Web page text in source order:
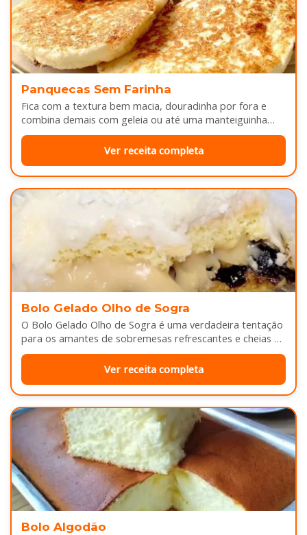
Panquecas Sem Farinha
Fica com a textura bem macia, douradinha por fora e
combina demais com geleia ou até uma manteiguinha
derretendo por cima...
Ver receita completa
Bolo Gelado Olho de Sogra
O Bolo Gelado Olho de Sogra é uma verdadeira tentação
para os amantes de sobremesas refrescantes e cheias de
sabor...
Ver receita completa
Bolo Algodão